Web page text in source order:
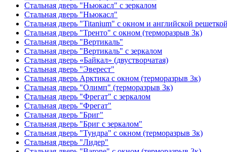
Стальная дверь "Ньюкасл" с зеркалом
Стальная дверь "Ньюкасл"
Стальная дверь "Titanium" с окном и английской
Стальная дверь "Тренто" с окном (терморазрыв 3к)
Стальная дверь "Вертикаль"
Стальная дверь "Вертикаль" с зеркалом
Стальная дверь «Байкал» (двустворчатая)
Стальная дверь "Эверест"
Стальная дверь Арктика с окном (терморазрыв 3к)
Стальная дверь "Олимп" (терморазрыв 3к)
Стальная дверь "Фрегат" с зеркалом
Стальная дверь "Фрегат"
Стальная дверь "Бриг"
Стальная дверь "Бриг с зеркалом"
Стальная дверь "Тундра" с окном (терморазрыв 3к)
Стальная дверь "Лидер"